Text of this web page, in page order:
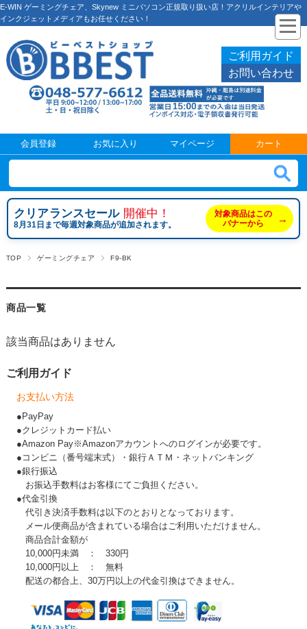
E-WIN ゲーミングチェア、Skynew ミニパソコン正規取り扱い店！アクリルインテリアや
インクジェットメディアもお任せください！
ご利用ガイド
お問い合わせ
会員登録 お気に入り マイページ カート
クリアランスセール 開催中！
8月31日まで毎週対象商品が追加されます。
対象商品はこの
バナーから
→
TOP ゲーミングチェア F9-BK
商品一覧
該当商品はありません
ご利用ガイド
お支払い方法
●PayPay
●クレジットカード払い
●Amazon Pay※Amazonアカウントへのログインが必要です。
●コンビニ（番号端末式）・銀行ＡＴＭ・ネットバンキング
●銀行振込
お振込手数料はお客様にてご負担ください。
●代金引換
代引き決済手数料は以下のとおりとなっております。
メール便商品が含まれている場合はご利用いただけません。
商品合計金額が
10,000円未満 ： 330円
10,000円以上 ： 無料
配送の都合上、30万円以上の代金引換はできません。